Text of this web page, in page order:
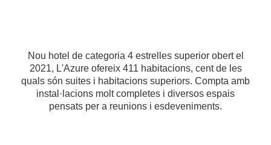
Nou hotel de categoria 4 estrelles superior obert el
2021, L'Azure ofereix 411 habitacions, cent de les
quals són suites i habitacions superiors. Compta amb
instal·lacions molt completes i diversos espais
pensats per a reunions i esdeveniments.